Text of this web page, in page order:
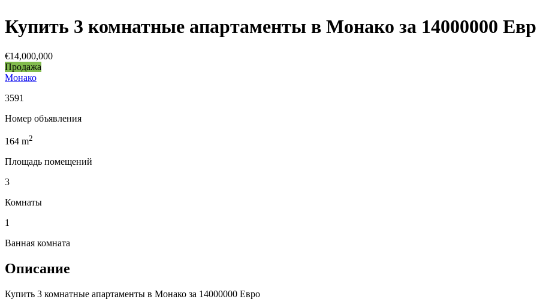
Купить 3 комнатные апартаменты в Монако за 14000000
€14,000,000
Продажа
Монако
3591
Номер объявления
164 m2
Площадь помещений
3
Комнаты
1
Ванная комната
Описание
Купить 3 комнатные апартаменты в Монако за 14000000 Евро